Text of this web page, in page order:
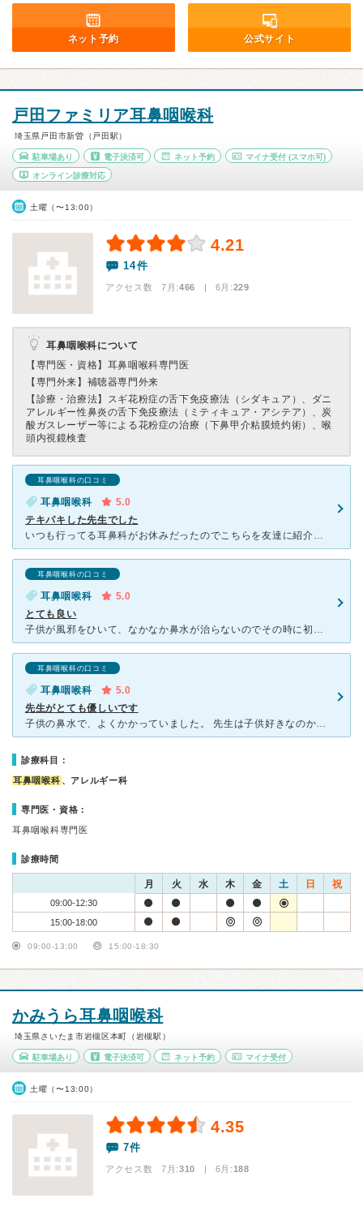
ネット予約 公式サイト
戸田ファミリア耳鼻咽喉科
埼玉県戸田市新曽（戸田駅）
駐車場あり 電子決済可 ネット予約 マイナ受付 (スマホ可)
オンライン診療対応
土曜（〜13:00）
4.21
14件
アクセス数 7月:466 | 6月:229
耳鼻咽喉科について
【専門医・資格】 耳鼻咽喉科専門医
【専門外来】 補聴器専門外来
【診療・治療法】 スギ花粉症の舌下免疫療法（シダキュア）、ダニ
アレルギー性鼻炎の舌下免疫療法（ミティキュア・アシテア）、炭
酸ガスレーザー等による花粉症の治療（下鼻甲介粘膜焼灼術）、喉
頭内視鏡検査
耳鼻咽喉科の口コミ
耳鼻咽喉科
5.0
テキパキした先生でした
いつも行ってる耳鼻科がお休みだったのでこちらを友達に紹介していただいたので受診しました。 行ったのは子供の風邪の時でしたが、しっかり耳の奥までよく見ていただいてるのがわかりました。 それまで通って
耳鼻咽喉科の口コミ
耳鼻咽喉科
5.0
とても良い
子供が風邪をひいて、なかなか鼻水が治らないのでその時に初めて、こちらの戸田ファミリア耳鼻咽喉科さんに伺いました。人気のようで待ち時間はありましたが、ネットで予約が出来るため、そこまでいつも待ちません。
耳鼻咽喉科の口コミ
耳鼻咽喉科
5.0
先生がとても優しいです
子供の鼻水で、よくかかっていました。 先生は子供好きなのか、とても優しく、子供に優しく接してくれて、診察が終わったら、よしよしやバイバイをしてくれます。 子供もこちらの先生ならば泣くことも少なく、
診療科目：
耳鼻咽喉科 、アレルギー科
専門医・資格：
耳鼻咽喉科専門医
診療時間
月 火 水 木 金 土 日 祝
09:00-12:30
15:00-18:00
09:00-13:00 15:00-18:30
かみうら耳鼻咽喉科
埼玉県さいたま市岩槻区本町（岩槻駅）
駐車場あり 電子決済可 ネット予約 マイナ受付
土曜（〜13:00）
4.35
7件
アクセス数 7月:310 | 6月:188